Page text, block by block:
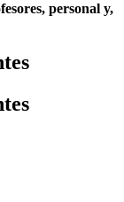
personal y,